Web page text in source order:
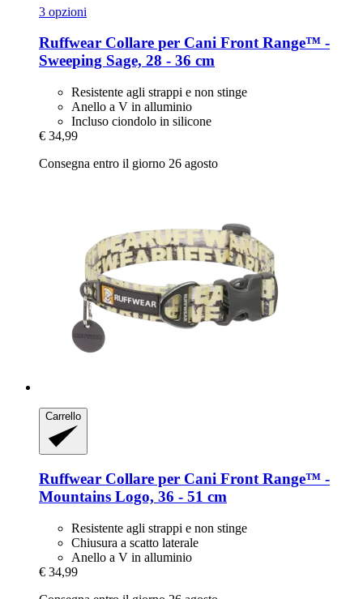
3 opzioni
Ruffwear Collare per Cani Front Range™ -​
Sweeping Sage, 28 -​ 36 cm
Resistente agli strappi e non stinge
Anello a V in alluminio
Incluso ciondolo in silicone
€ 34,99
Consegna entro il giorno 26 agosto
Carrello
Ruffwear Collare per Cani Front Range™ -​
Mountains Logo, 36 -​ 51 cm
Resistente agli strappi e non stinge
Chiusura a scatto laterale
Anello a V in alluminio
€ 34,99